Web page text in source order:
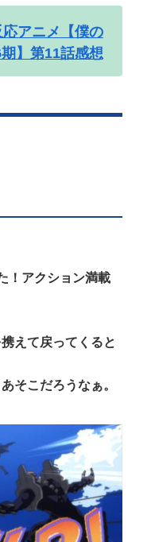
アニメ【僕の
】第11話感想
！アクション満載
えて戻ってくると
そこだろうなぁ。